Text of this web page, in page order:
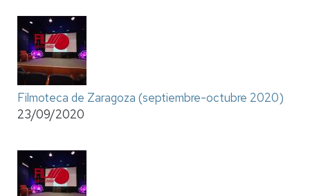
Filmoteca de Zaragoza (septiembre-octubre 2020)
23/09/2020